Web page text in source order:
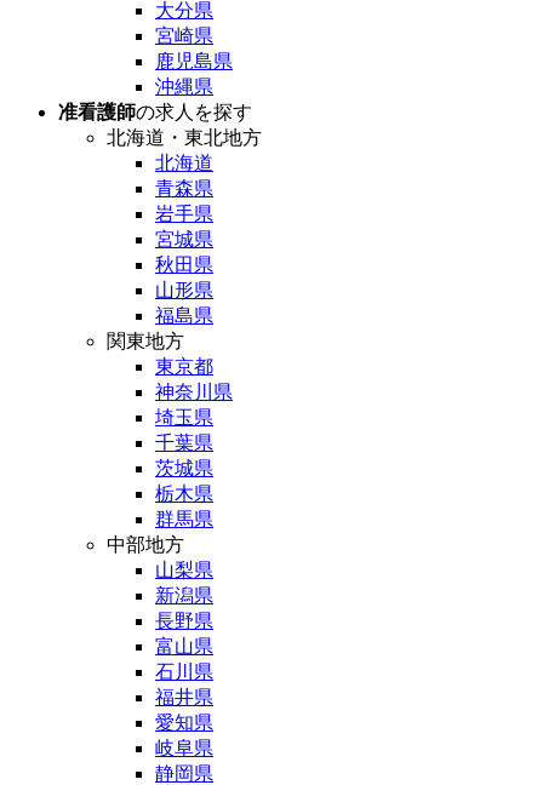
大分県
宮崎県
鹿児島県
沖縄県
准看護師の求人を探す
北海道・東北地方
北海道
青森県
岩手県
宮城県
秋田県
山形県
福島県
関東地方
東京都
神奈川県
埼玉県
千葉県
茨城県
栃木県
群馬県
中部地方
山梨県
新潟県
長野県
富山県
石川県
福井県
愛知県
岐阜県
静岡県